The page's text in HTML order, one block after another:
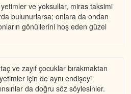
ve yoksullar, miras taksimi
bulunurlarsa; onlara da ondan
gönüllerini hoş eden güzel
ve zayıf çocuklar bırakmaktan
için de aynı endişeyi
da doğru söz söylesinler.